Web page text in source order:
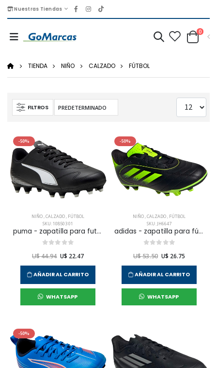
Nuestras Tiendas
0
TIENDA NIÑO CALZADO FÚTBOL
FILTROS
-50%
NIÑO,CALZADO, FÚTBOL
SKU: 108503 01
puma - zapatilla para futbol vitoria jr para niño jr
U$ 44.94 U$ 22.47
AÑADIR AL CARRITO
WHATSAPP
-50%
NIÑO,CALZADO, FÚTBOL
SKU: JH6647
adidas - zapatilla para fútbol goletto ix fg mg j niño jr
U$ 53.50 U$ 26.75
AÑADIR AL CARRITO
WHATSAPP
-50%